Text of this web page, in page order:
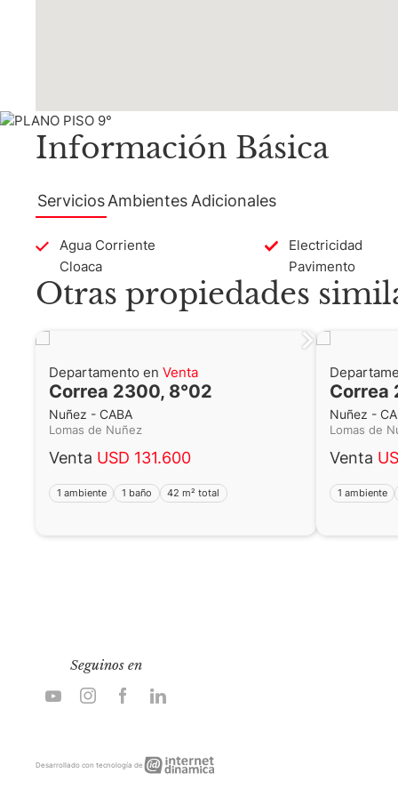
Información Básica
Servicios Ambientes Adicionales
Agua Corriente
Cloaca
Electricidad
Pavimento
Otras propiedades
Departamento en Venta
Correa 2300, 8°02
Nuñez - CABA
Lomas de Nuñez
Venta USD 131.600
1 ambiente 1 baño 42 m² total
Correa
Nuñez -
Lomas de
Venta
1 ambiente
Seguinos en
Desarrollado con tecnología deInternet
Dinámica